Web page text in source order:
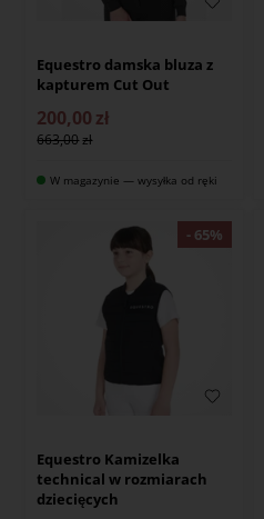
Equestro damska bluza z
kapturem Cut Out
200,00 zł
663,00
W magazynie — wysyłka od ręki
Equestro Kamizelka
technical w rozmiarach
dziecięcych